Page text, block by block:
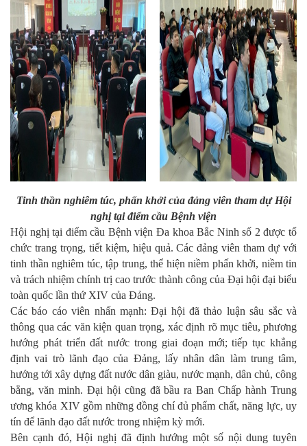
Tinh thần nghiêm túc, phấn khởi của đảng viên tham dự Hội
nghị tại điểm cầu Bệnh viện
Hội nghị tại điểm cầu Bệnh viện Đa khoa Bắc Ninh số 2 được tổ
chức trang trọng, tiết kiệm, hiệu quả. Các đảng viên tham dự với
tinh thần nghiêm túc, tập trung, thể hiện niềm phấn khởi, niềm tin
và trách nhiệm chính trị cao trước thành công của Đại hội đại biểu
toàn quốc lần thứ XIV của Đảng.
Các báo cáo viên nhấn mạnh: Đại hội đã thảo luận sâu sắc và
thông qua các văn kiện quan trọng, xác định rõ mục tiêu, phương
hướng phát triển đất nước trong giai đoạn mới; tiếp tục khẳng
định vai trò lãnh đạo của Đảng, lấy nhân dân làm trung tâm,
hướng tới xây dựng đất nước dân giàu, nước mạnh, dân chủ, công
bằng, văn minh. Đại hội cũng đã bầu ra Ban Chấp hành Trung
ương khóa XIV gồm những đồng chí đủ phẩm chất, năng lực, uy
tín để lãnh đạo đất nước trong nhiệm kỳ mới.
Bên cạnh đó, Hội nghị đã định hướng một số nội dung tuyên